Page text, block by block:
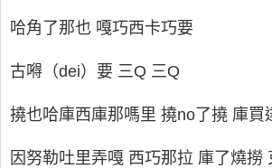
哈角了那也 嘎巧西卡巧要
古嘚（dei）要 三Q 三Q
撓也哈庫西庫那嗎里 撓no了撓 庫買
因努勒吐里弄嘎 西巧那拉 庫了燒撈